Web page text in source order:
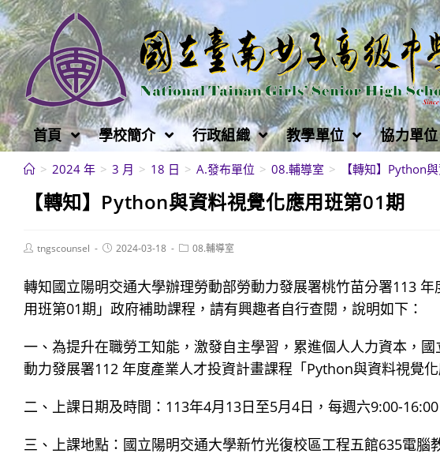
跳
轉
至
主
要
內
容
首頁 學校簡介 行政組織 教學單位 協力單
> 2024 年 > 3 月 > 18 日 > A.發布單位 > 08.輔導室 > 【轉知】Python
【轉知】Python與資料視覺化應用班第01期
Posttngscounsel
Post2024-03-18
Post08.輔導室
轉知國立陽明交通大學辦理勞動部勞動力發展署桃竹苗分署113
用班第01期」政府補助課程，請有興趣者自行查閱，說明如下：
一、為提升在職勞工知能，激發自主學習，累進個人人力資本，
動力發展署112 年度產業人才投資計畫課程「Python與資料視覺
二、上課日期及時間：113年4月13日至5月4日，每週六9:00-16:00
三、上課地點：國立陽明交通大學新竹光復校區工程五館635電腦